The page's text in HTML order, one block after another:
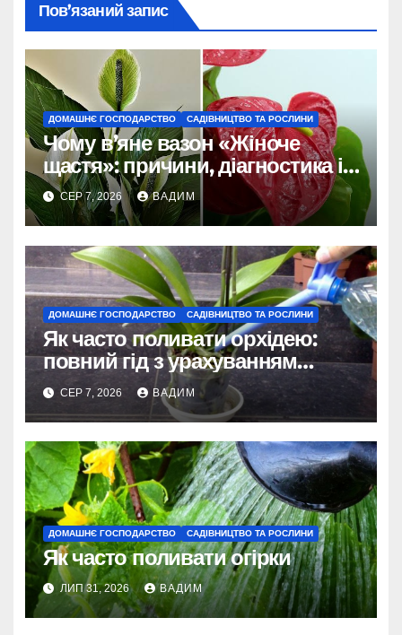
Пов’язаний запис
ДОМАШНЄ ГОСПОДАРСТВО САДІВНИЦТВО ТА РОСЛИНИ
Чому в’яне вазон «Жіноче
щастя»: причини, діагностика і
порятунок рослини
СЕР 7, 2026 ВАДИМ
ДОМАШНЄ ГОСПОДАРСТВО САДІВНИЦТВО ТА РОСЛИНИ
Як часто поливати орхідею:
повний гід з урахуванням
сезону та виду
СЕР 7, 2026 ВАДИМ
ДОМАШНЄ ГОСПОДАРСТВО САДІВНИЦТВО ТА РОСЛИНИ
Як часто поливати огірки
ЛИП 31, 2026 ВАДИМ